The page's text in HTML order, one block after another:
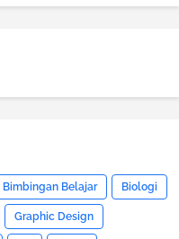
Bimbingan Belajar Biologi
Graphic Design